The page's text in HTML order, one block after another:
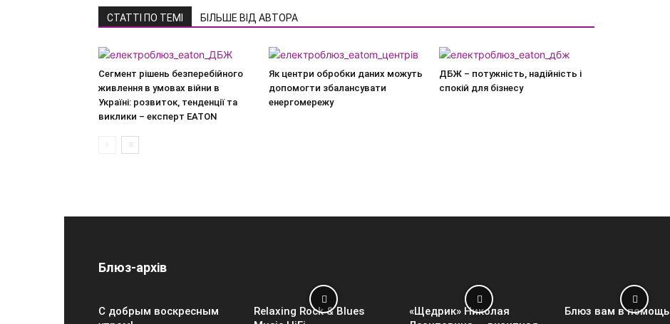
СТАТТІ ПО ТЕМІ БІЛЬШЕ ВІД АВТОРА
Сегмент рішень безперебійного
живлення в умовах війни в
Україні: розвиток, тенденції та
виклики – експерт EATON
Як центри обробки даних можуть
допомогти збалансувати
енергомережу
ДБЖ – потужність, надійність і
спокій для бізнесу
Блюз-архів
С добрым воскресным
Relaxing Rock & Blues
«Щедрик» Николая
Блюз вам в помощь